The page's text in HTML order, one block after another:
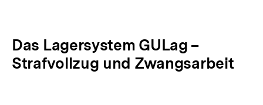
Das Lagersystem GULag –
Strafvollzug und Zwangsarbeit